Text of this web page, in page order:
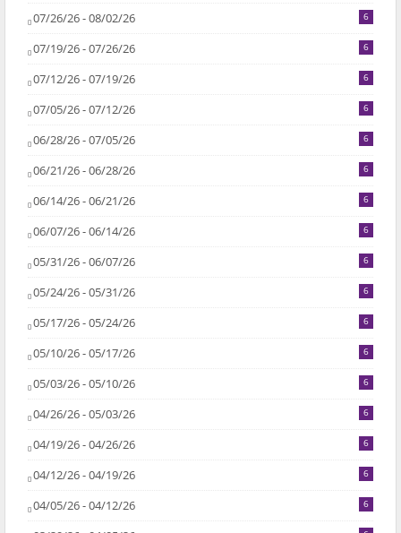
07/26/26 - 08/02/26 6
07/19/26 - 07/26/26 6
07/12/26 - 07/19/26 6
07/05/26 - 07/12/26 6
06/28/26 - 07/05/26 6
06/21/26 - 06/28/26 6
06/14/26 - 06/21/26 6
06/07/26 - 06/14/26 6
05/31/26 - 06/07/26 6
05/24/26 - 05/31/26 6
05/17/26 - 05/24/26 6
05/10/26 - 05/17/26 6
05/03/26 - 05/10/26 6
04/26/26 - 05/03/26 6
04/19/26 - 04/26/26 6
04/12/26 - 04/19/26 6
04/05/26 - 04/12/26 6